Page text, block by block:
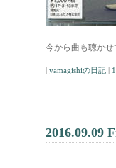
今から曲も聴かせ
| yamagishiの日記 |
2016.09.09